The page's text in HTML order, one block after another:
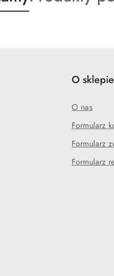
o
O sklepie
O nas
Formularz
Formularz
Formularz